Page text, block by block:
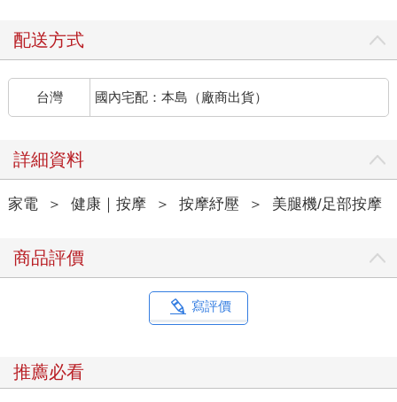
配送方式
台灣 國內宅配：本島（廠商出貨）
詳細資料
家電 ＞ 健康｜按摩 ＞ 按摩紓壓 ＞ 美腿機/足部按摩
商品評價
寫評價
推薦必看